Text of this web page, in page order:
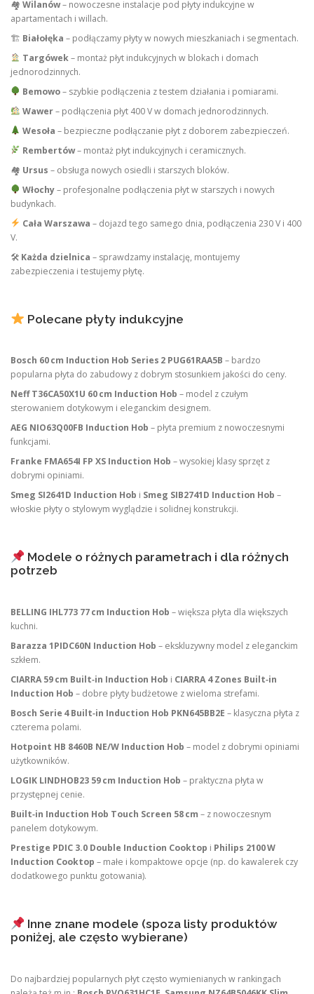
🏘 Wilanów– nowoczesne instalacje pod płyty indukcyjne w
apartamentach i willach.
🏗 Białołęka – podłączamy płyty w nowych mieszkaniach i segmentach.
Targówek– montaż płyt indukcyjnych w blokach i domach
jednorodzinnych.
Bemowo– szybkie podłączenia z testem działania i pomiarami.
Wawer– podłączenia płyt 400 V w domach jednorodzinnych.
Wesoła – bezpieczne podłączanie płyt z doborem zabezpieczeń.
Rembertów– montaż płyt indukcyjnych i ceramicznych.
🏘 Ursus – obsługa nowych osiedli i starszych bloków.
Włochy– profesjonalne podłączenia płyt w starszych i nowych
budynkach.
Cała Warszawa – dojazd tego samego dnia, podłączenia 230 V i 400
V.
🛠 Każda dzielnica – sprawdzamy instalację, montujemy
zabezpieczenia i testujemy płytę.
Polecane płyty indukcyjne
Bosch 60 cm Induction Hob Series 2 PUG61RAA5B – bardzo
popularna płyta do zabudowy z dobrym stosunkiem jakości do ceny.
Neff T36CA50X1U 60 cm Induction Hob – model z czułym
sterowaniem dotykowym i eleganckim designem.
AEG NIO63Q00FB Induction Hob – płyta premium z nowoczesnymi
funkcjami.
Franke FMA654I FP XS Induction Hob – wysokiej klasy sprzęt z
dobrymi opiniami.
Smeg SI2641D Induction Hob i Smeg SIB2741D Induction Hob –
włoskie płyty o stylowym wyglądzie i solidnej konstrukcji.
Modele o różnych parametrach i dla różnych
potrzeb
BELLING IHL773 77 cm Induction Hob – większa płyta dla większych
kuchni.
Barazza 1PIDC60N Induction Hob – ekskluzywny model z eleganckim
szkłem.
CIARRA 59 cm Built‑in Induction Hob i CIARRA 4 Zones Built‑in
Induction Hob – dobre płyty budżetowe z wieloma strefami.
Bosch Serie 4 Built‑in Induction Hob PKN645BB2E – klasyczna płyta z
czterema polami.
Hotpoint HB 8460B NE/W Induction Hob – model z dobrymi opiniami
użytkowników.
LOGIK LINDHOB23 59 cm Induction Hob – praktyczna płyta w
przystępnej cenie.
Built‑in Induction Hob Touch Screen 58 cm – z nowoczesnym
panelem dotykowym.
Prestige PDIC 3.0 Double Induction Cooktop i Philips 2100 W
Induction Cooktop – małe i kompaktowe opcje (np. do kawalerek czy
dodatkowego punktu gotowania).
Inne znane modele (spoza listy produktów
poniżej, ale często wybierane)
Do najbardziej popularnych płyt często wymienianych w rankingach